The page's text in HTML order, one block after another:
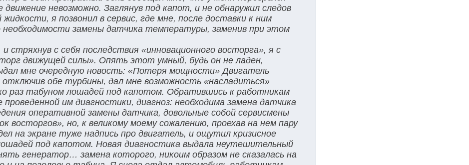
невозможно. Заглянув под капот, и не обнаружил следов
я позвонил в сервис, где мне, после доставки к ним
замены датчика температуры, заменив при этом
и стряхнув с себя последствия «инновационного восторга», я с
движущей силы». Опять этот умный, будь он не ладен,
мне очередную новость: «Потеря мощности» Двигатель
обе турбины, дал мне возможность «насладиться»
раз табуном лошадей под капотом. Обратившись к работникам
проведенной им диагностики, диагноз: необходима замена датчика
оперативной замены датчика, довольные собой сервисмены
восторгов», но, к великому моему сожалению, проехав на нем пару
на экране туже надпись про двигатель, и ощутил кризисное
под капотом. Новая диагностика выдала неутешительный
генератор… замена которого, никоим образом не сказалась на